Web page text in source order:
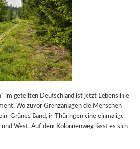
im geteilten Deutschland ist jetzt Lebenslinie
Wo zuvor Grenzanlagen die Menschen
Grünes Band, in Thüringen eine einmalige
West. Auf dem Kolonnenweg lässt es sich